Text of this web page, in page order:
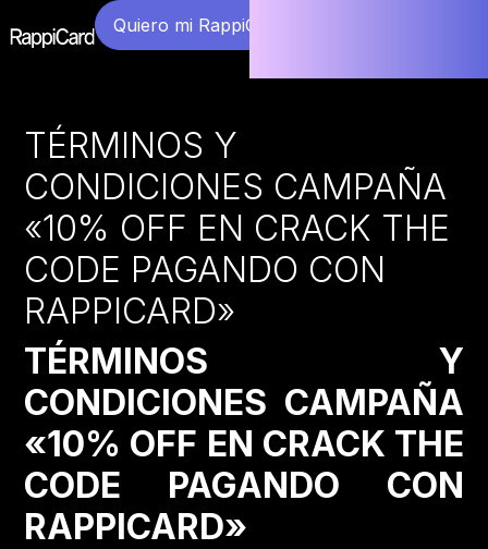
Quiero mi RappiCard
TÉRMINOS Y
CONDICIONES CAMPAÑA
«10% OFF EN CRACK THE
CODE PAGANDO CON
RAPPICARD»
TÉRMINOS Y
CONDICIONES CAMPAÑA
«10% OFF EN CRACK THE
CODE PAGANDO CON
RAPPICARD»